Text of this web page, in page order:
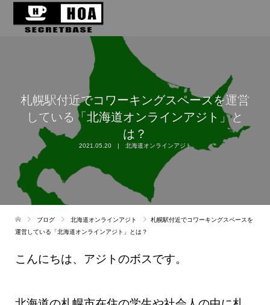
札幌駅付近でコワーキングスペースを運営
している「北海道オンラインアジト」と
は？
2021.05.20 北海道オンラインアジト
ブログ 北海道オンラインアジト
札幌駅付近でコワーキングスペースを
運営している「北海道オンラインアジト」とは？
こんにちは、アジトのボスです。